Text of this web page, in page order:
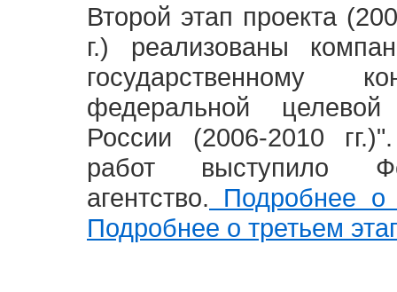
Второй этап проекта
г.) реализованы
государственному
федеральной
России (2006-2010
работ выступило
агентство. Подробнее о
Подробнее о третьем